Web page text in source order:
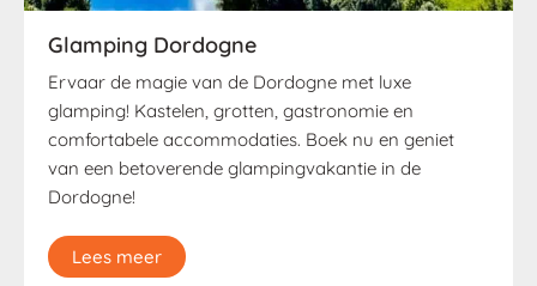
Glamping Dordogne
Ervaar de magie van de Dordogne met luxe
glamping! Kastelen, grotten, gastronomie en
comfortabele accommodaties. Boek nu en geniet
van een betoverende glampingvakantie in de
Dordogne!
Lees meer